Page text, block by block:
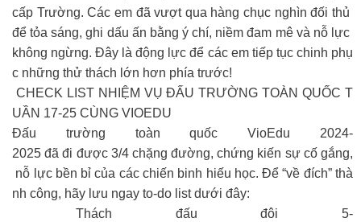
cấp Trường. Các em đã vượt qua hàng chục nghìn đối thủ
để tỏa sáng, ghi dấu ấn bằng ý chí, niềm đam mê và nỗ lực
không ngừng. Đây là động lực để các em tiếp tục chinh phụ
c những thử thách lớn hơn phía trước!
CHECK LIST NHIỆM VỤ ĐẤU TRƯỜNG TOÀN QUỐC T
UẦN 17-25 CÙNG VIOEDU
Đấu trường toàn quốc VioEdu 2024-
2025 đã đi được 3/4 chặng đường, chứng kiến sự cố gắng,
nỗ lực bền bỉ của các chiến binh hiếu học. Để “về đích” thà
nh công, hãy lưu ngay to-do list dưới đây:
Thách đấu đôi 5-